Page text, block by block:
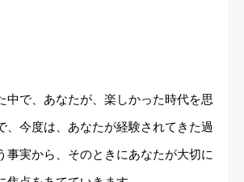
中で、あなたが、楽しかった時代を思
、今度は、あなたが経験されてきた過
事実から、そのときにあなたが大切に